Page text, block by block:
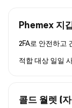
Phemex 지
2FA로 안전하고
적합 대상 일일
콜드 월렛 (